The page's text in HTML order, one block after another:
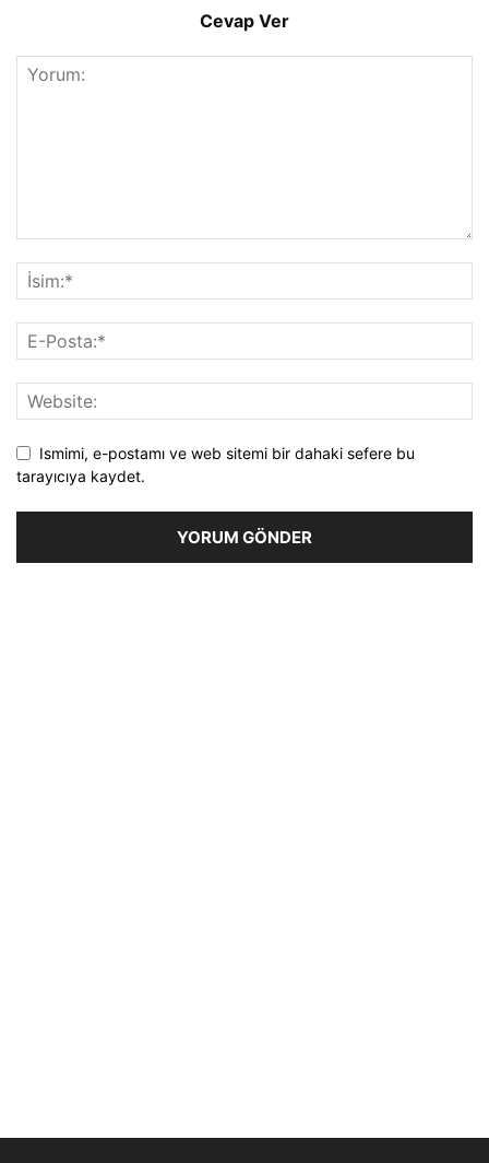
Cevap Ver
Ismimi, e-postamı ve web sitemi bir dahaki sefere bu
tarayıcıya kaydet.